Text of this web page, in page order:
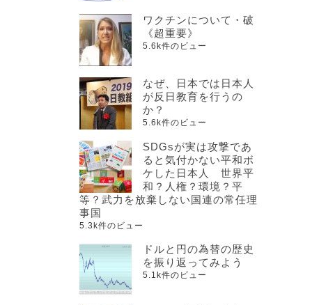
ワクチンについて・破
《超重要》
5.6k件のビュー
なぜ、日本では日本人
が反日教育を行うの
か？
5.6k件のビュー
SDGsが実は攻撃であ
ると気付かない平和ボ
ケした日本人 世界平
和？人権？環境？平
等？武力を放棄しない国連の常任理
事国
5.3k件のビュー
ドルと円の為替の歴史
を振り返ってみよう
5.1k件のビュー